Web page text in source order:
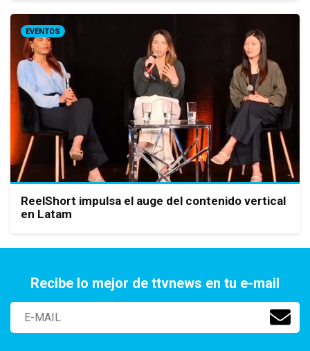
EVENTOS
ReelShort impulsa el auge del contenido vertical
en Latam
Recibe lo mejor de ttvnews en tu e-mail